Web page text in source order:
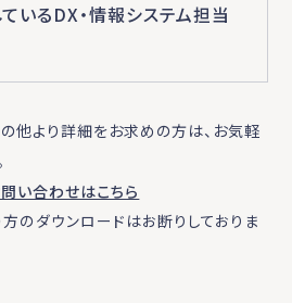
いるDX・情報システム担当
他より詳細をお求めの方は、お気軽
い合わせはこちら
のダウンロードはお断りしておりま